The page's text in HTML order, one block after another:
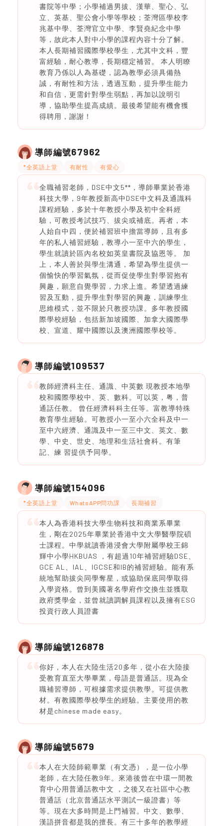
書院等中學；小學補過男拔、漢華、聖心、弘
立、英基、聖公會小學等學校；荃灣區學校李
兆基中學、荃灣官立中學、李賢堯紀念中學
等，故此本人對中小學的課程內容十分了解。
本人長期補習國際學校學生，尤其中文科，豐
富經驗，耐心教導，長期穩定補習。 本人明瞭
教育乃係以人為基礎，認為教學必須具備熱
誠，有耐性和方法，透過互動，提升學生能力
和自信，更需針對學生弱點，再加以說明引
導，協助學生提高成績。最後希望能有機會獲
得聘用，謝謝！
導師編號67962
*全英語上堂 有耐性 有愛心
全職補習老師，DSE中文5**，導師畢業於香港
科技大學，9年教授新高中DSE中文科及通識科
課程經驗，多於十年教授小學及初中全科經
驗，可教授考試技巧、拔尖或補底。再者，本
人始自中四，便於補習班中擔當導師，且有多
年的私人補習經驗，教導小一至中六的學生，
學生就讀於區內名校如英皇書院及協恩等。 加
上，本人善於與學生溝通，希望為學生提供一
個愉快的學習氣氛，從而促使學生對學習抱有
興趣，願意自覺學習，力求上進。希望透過練
習及互動，提升學生對學習的興趣，訓練學生
思維模式，並不限於只教授功課。多年教授國
際學校經驗，包括新加坡國際、加拿大國際學
校、宣道、耀中國際以及澳洲國際學校等。
導師編號109537
教師經濟科主任、通識、中英數 現教授本地學
校和國際學校中、英、數科。可以英，粤，普
通話任教。 曾任經濟科科主任等。富教導特殊
教育學生經驗。可教授小一至小六全科及中一
至中六經濟、通識及中一至三中文、英文、數
學、中史、世史、地理和生活社會科。有筆
記、練 習提供予同學。
導師編號154096
*全英語上堂 WhatsAPP問功課 長期補習
本人為香港科技大學生物科技和商業系畢業
生，剛在2025年畢業於香港中文大學醫學院碩
士課程。中學就讀香港浸會大學附屬學校王錦
輝中小學HKBUAS ，有超過10年補習經驗DSE、
GCE AL、IAL、IGCSE和IB的補習經驗。能有系
統地幫助拔尖同學奪星，或協助保底同學取得
入學資格。曾到美國著名學府作交換生並獲取
政府獎學金，並曾就讀調解員課程以及擁有ESG
投資行政人員證書
導師編號126878
你好，本人在大陸生活20多年，從小在大陸接
受教育直至大學畢業，母語是普通話。現為全
職補習導師，可根據需求提供教學。可提供教
材。有教國際學校學生的經驗。主要使用的教
材是chinese made easy。
導師編號5679
本人在大陸師範畢業（有文憑），是一位小學
老師，在大陸任教9年。來港後曾在中環一間教
育中心用普通話教中文 ，之後又在社區中心教
普通話（北京普通話水平測試一級證書）等
等。現在大多時間是上門補習。中文、數學、
漢語拼音都是我的擅長。有三十多年的教學經